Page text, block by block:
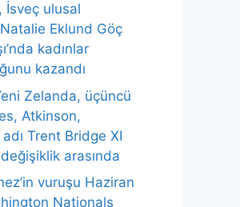
İsveç ulusal
Eklund Göç
kadınlar
kazandı
Zelanda, üçüncü
Atkinson,
adı Trent Bridge XI
arasında
vuruşu Haziran
Nationals